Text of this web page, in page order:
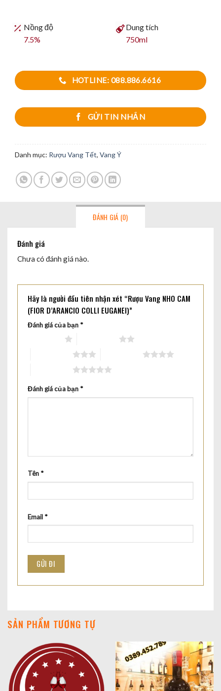
Nồng độ
7.5%
Dung tích
750ml
HOTLINE: 088.886.6616
GỬI TIN NHẮN
Danh mục: Rượu Vang Tết, Vang Ý
ĐÁNH GIÁ (0)
Đánh giá
Chưa có đánh giá nào.
Hãy là người đầu tiên nhận xét “Rượu Vang NHO CAM
(FIOR D’ARANCIO COLLI EUGANEI)”
Đánh giá của bạn *
Đánh giá của bạn *
Tên *
Email *
SẢN PHẨM TƯƠNG TỰ